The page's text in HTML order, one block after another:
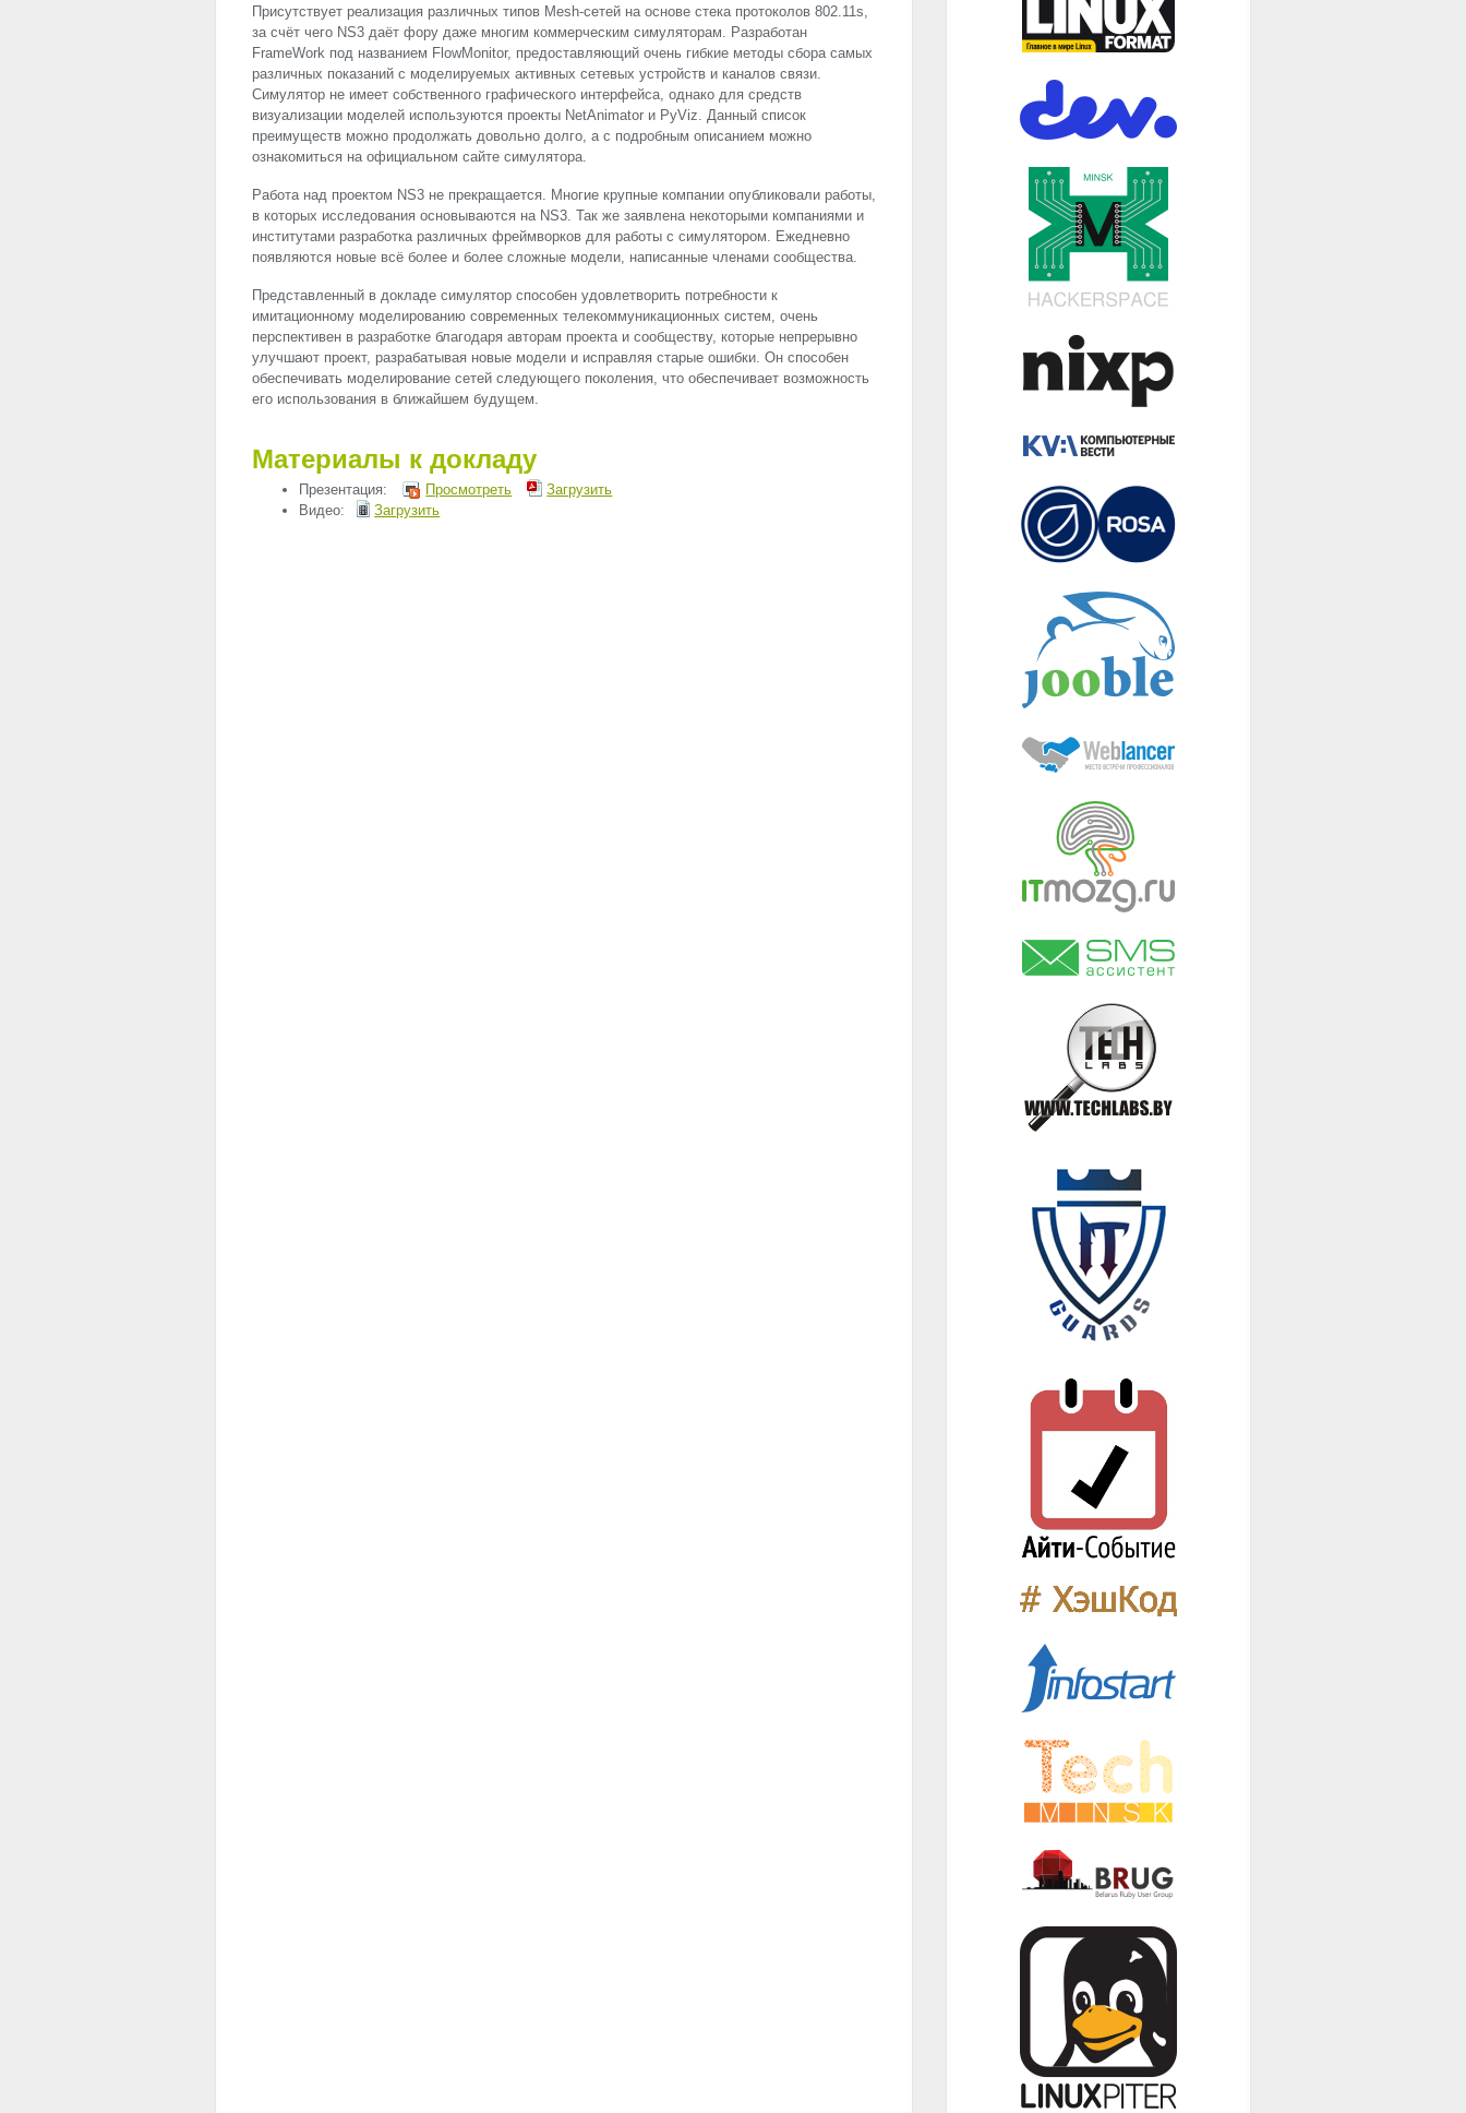
Присутствует реализация различных типов Mesh-сетей на основе стека протоколов 802.11s,
за счёт чего NS3 даёт фору даже многим коммерческим симуляторам. Разработан
FrameWork под названием FlowMonitor, предоставляющий очень гибкие методы сбора самых
различных показаний с моделируемых активных сетевых устройств и каналов связи.
Симулятор не имеет собственного графического интерфейса, однако для средств
визуализации моделей используются проекты NetAnimator и PyViz. Данный список
преимуществ можно продолжать довольно долго, а с подробным описанием можно
ознакомиться на официальном сайте симулятора.
Работа над проектом NS3 не прекращается. Многие крупные компании опубликовали работы,
в которых исследования основываются на NS3. Так же заявлена некоторыми компаниями и
институтами разработка различных фреймворков для работы с симулятором. Ежедневно
появляются новые всё более и более сложные модели, написанные членами сообщества.
Представленный в докладе симулятор способен удовлетворить потребности к
имитационному моделированию современных телекоммуникационных систем, очень
перспективен в разработке благодаря авторам проекта и сообществу, которые непрерывно
улучшают проект, разрабатывая новые модели и исправляя старые ошибки. Он способен
обеспечивать моделирование сетей следующего поколения, что обеспечивает возможность
его использования в ближайшем будущем.
Материалы к докладу
Презентация: Просмотреть
Загрузить
Видео:
Загрузить